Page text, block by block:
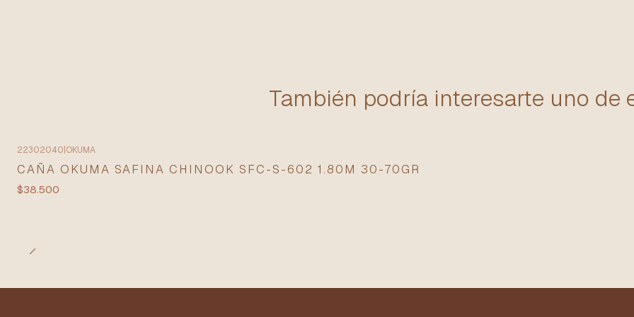
También podría interesarte uno de
Agotado
22302040 OKUMA
CAÑA OKUMA SAFINA CHINOOK SFC-S-602 1.80M 30-70GR
$38.500